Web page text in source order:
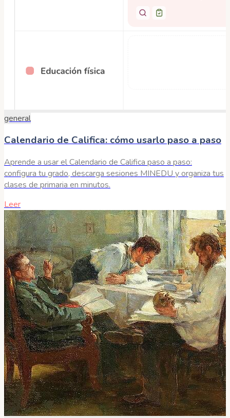
general
Calendario de Califica: cómo usarlo paso a paso
Aprende a usar el Calendario de Califica paso a paso:
configura tu grado, descarga sesiones MINEDU y organiza tus
clases de primaria en minutos.
Leer